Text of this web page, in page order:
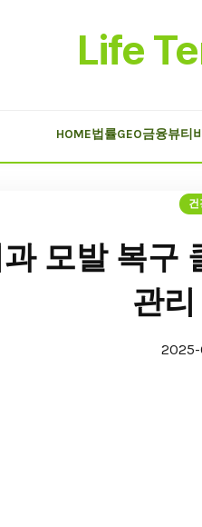
Life
HOME법률GEO금융뷰티
건
모발 복구
관